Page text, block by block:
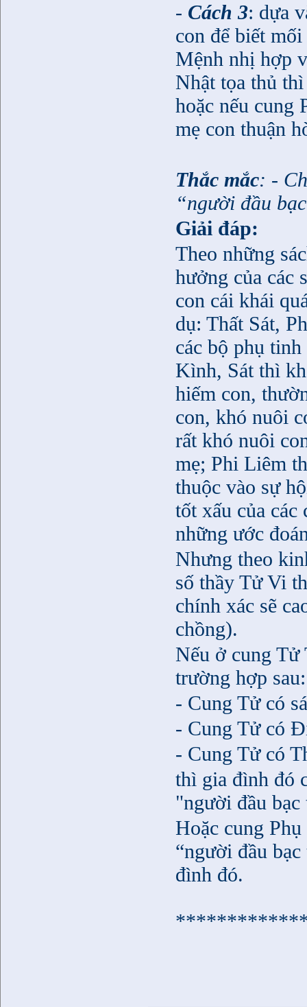
- Cách 3: dựa
con để biết
Mệnh nhị hợp
Nhật tọa thủ
hoặc nếu cung
mẹ con thuận
Thắc mắc: -
“người đầu
Giải đáp:
Theo những
hưởng của các
con cái khái
dụ: Thất Sát,
các bộ phụ
Kình, Sát thì
hiếm con,
con, khó nuôi
rất khó nuôi
mẹ; Phi Liêm
thuộc vào sự
tốt xấu của
những ước
Nhưng theo
số thầy Tử Vi
chính xác sẽ
chồng).
Nếu ở cung
trường hợp sau:
- Cung Tử có
- Cung Tử có
- Cung Tử có
thì gia đình đó
"người đầu
Hoặc cung
“người đầu
đình đó.